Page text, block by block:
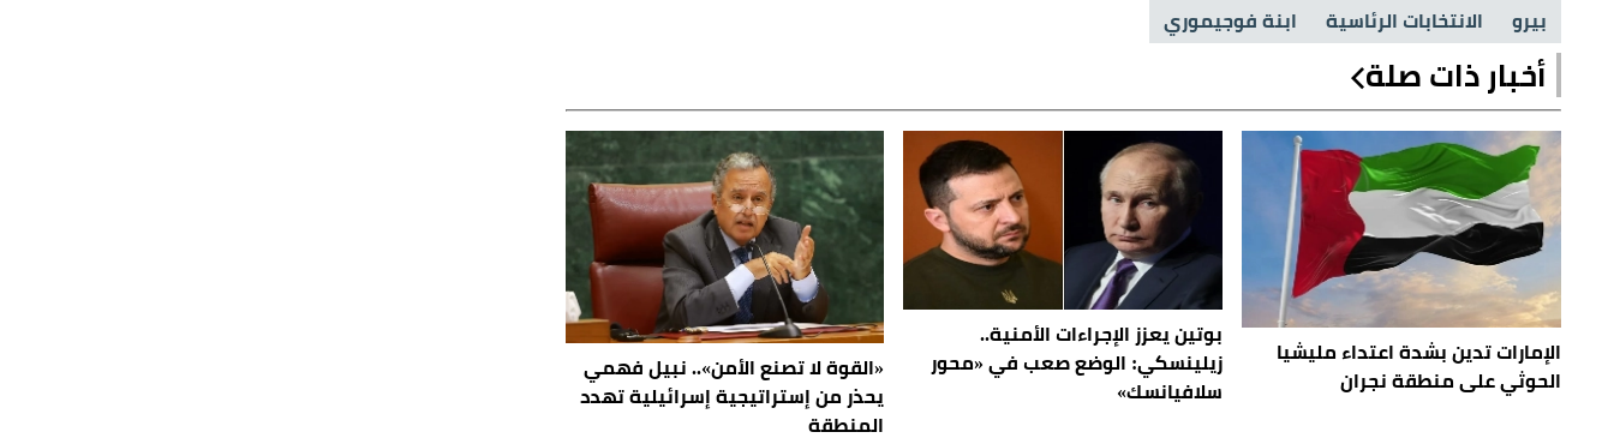
بيرو الانتخابات الرئاسية ابنة فوجيموري
أخبار ذات صلة
الإمارات تدين بشدة اعتداء مليشيا
الحوثي على منطقة نجران
بوتين يعزز الإجراءات الأمنية..
زيلينسكي: الوضع صعب في «محور
سلافيانسك»
«القوة لا تصنع الأمن».. نبيل فهمي
يحذر من إستراتيجية إسرائيلية تهدد
المنطقة